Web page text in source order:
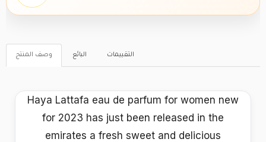
وصف المنتج البائع التقييمات
Haya Lattafa eau de parfum for women new
for 2023 has just been released in the
emirates a fresh sweet and delicious